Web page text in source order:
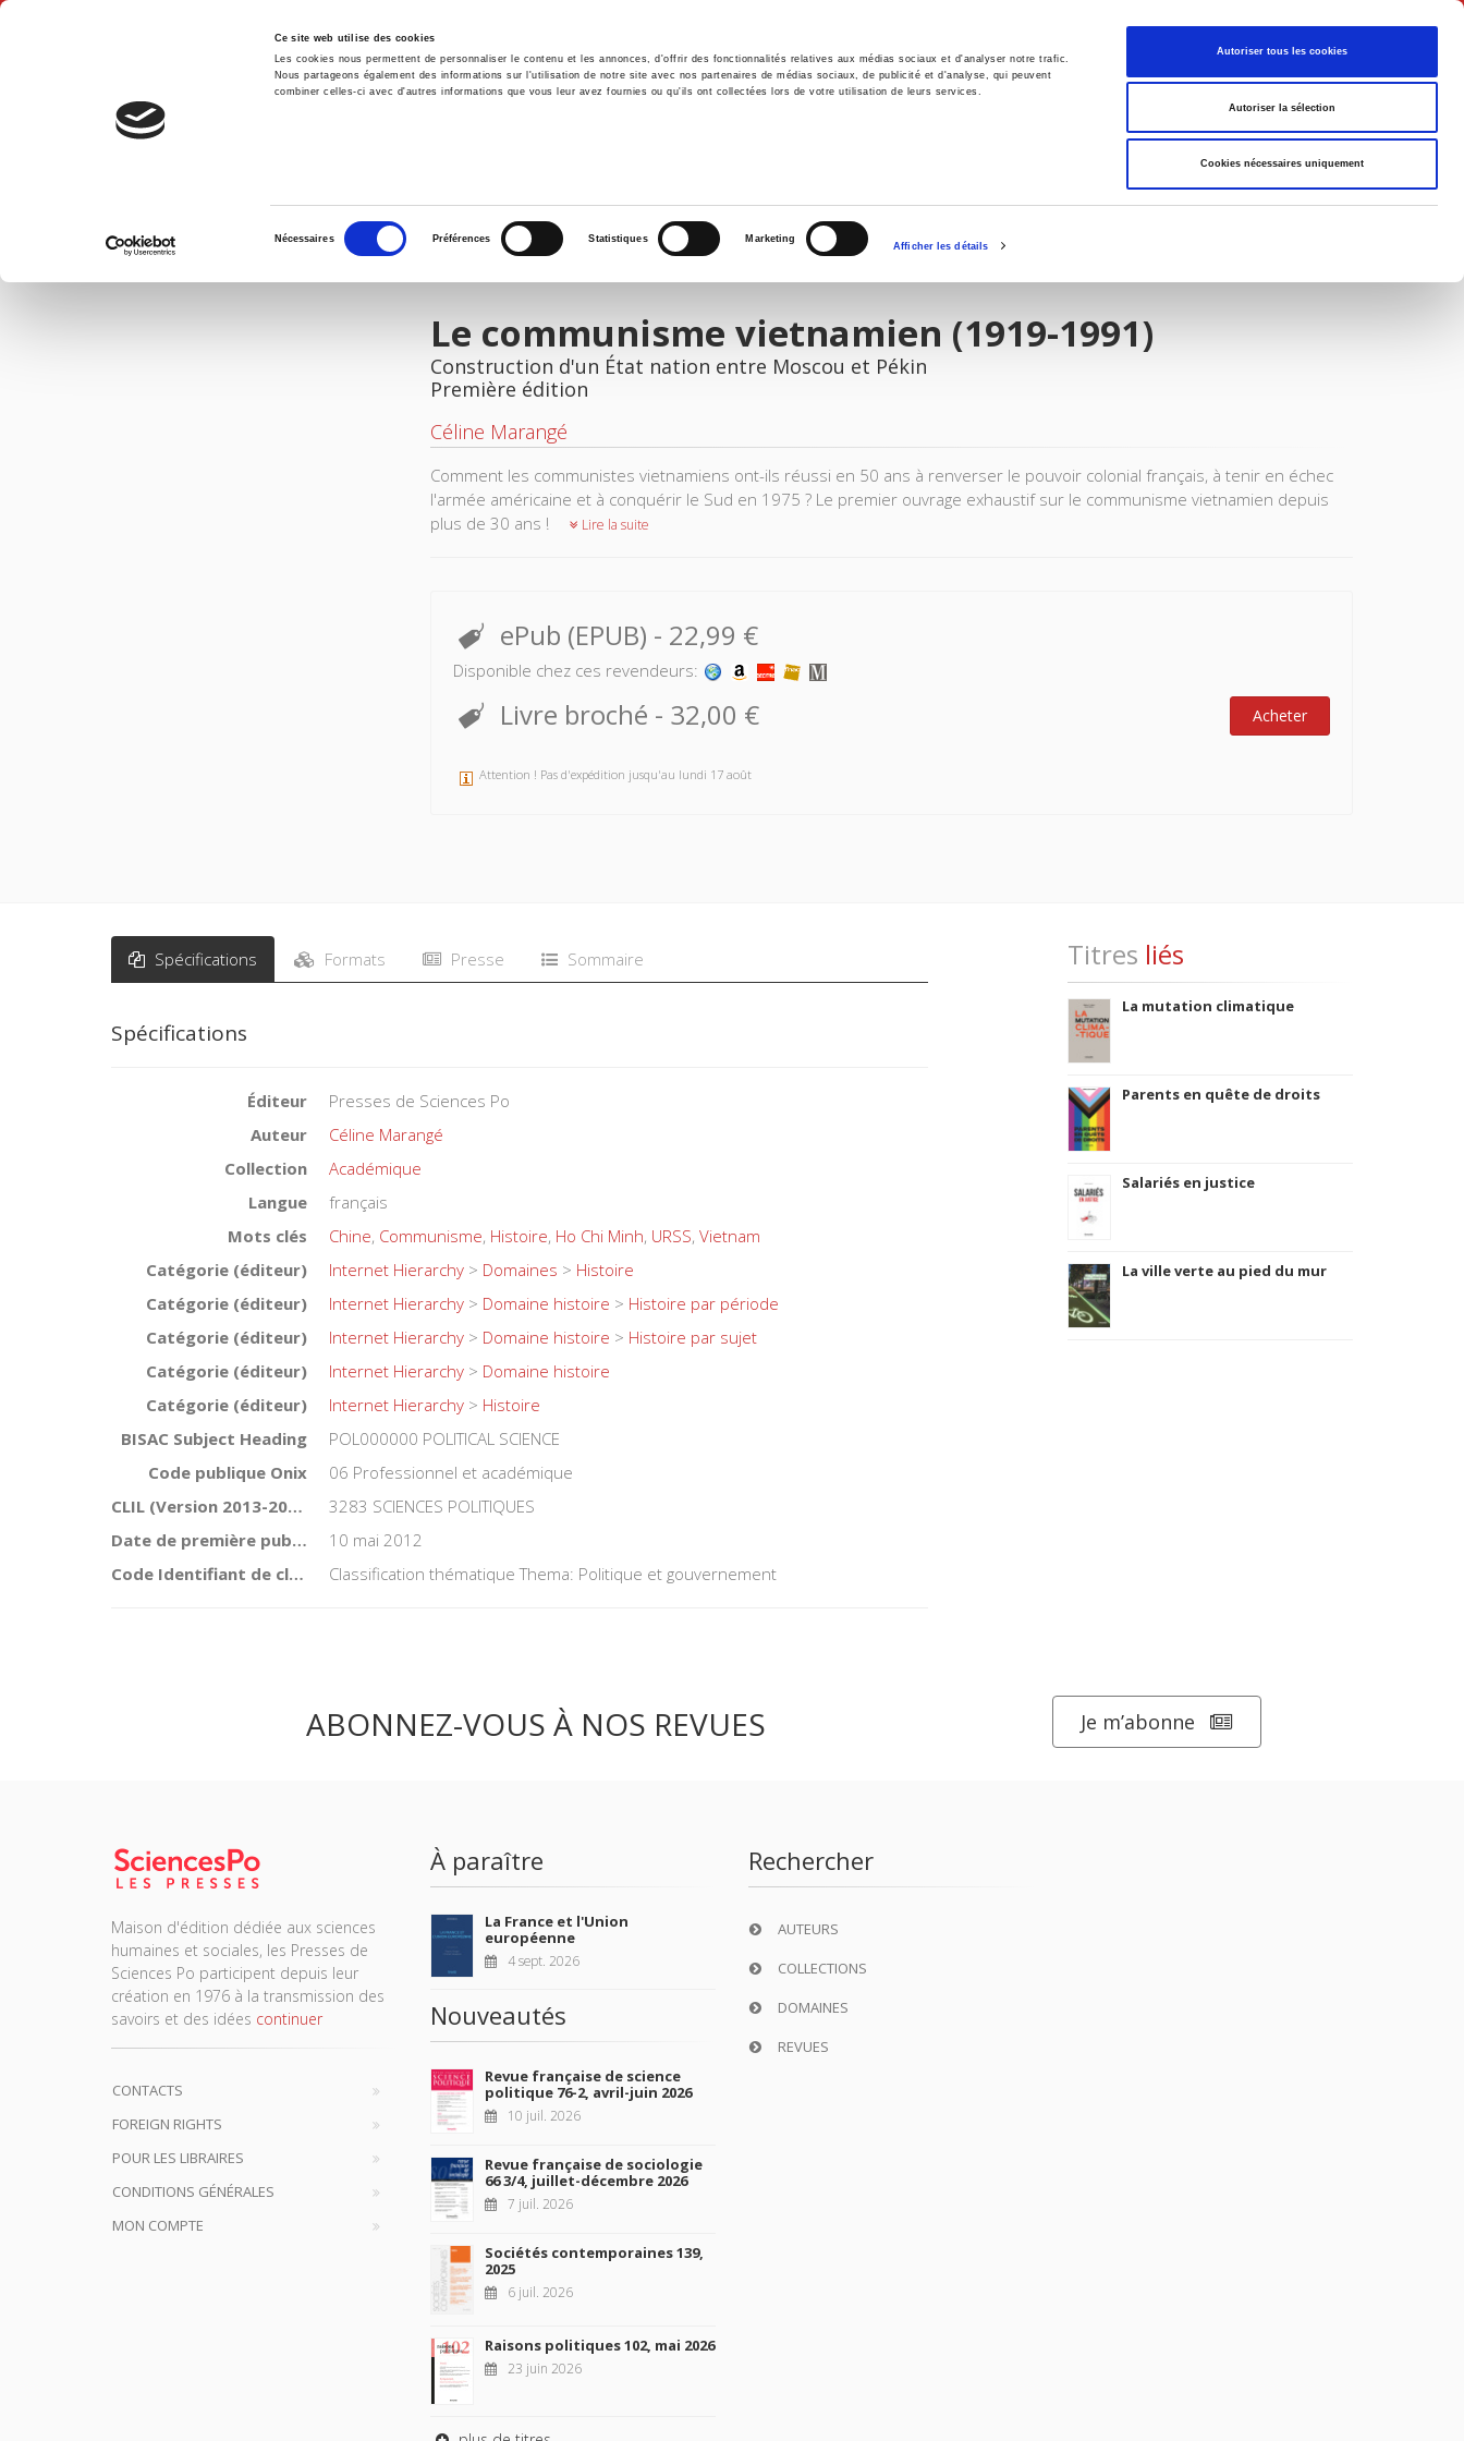
Ce site web utilise des cookies
Les cookies nous permettent de personnaliser le contenu et les annonces, d'offrir des fonctionnalités relatives aux médias sociaux et d'analyser notre trafic.
Nous partageons également des informations sur l'utilisation de notre site avec nos partenaires de médias sociaux, de publicité et d'analyse, qui peuvent
combiner celles-ci avec d'autres informations que vous leur avez fournies ou qu'ils ont collectées lors de votre utilisation de leurs services.
consentement
Nécessaires Préférences Statistiques Marketing
Afficher les détails
Autoriser tous les cookies
Autoriser la sélection
Cookies nécessaires uniquement
Français
Accueil Environnement Histoire International
IMAGES
Le communisme vietnamien (1919-1991)
Construction d'un État nation entre Moscou et Pékin
Première édition
Céline Marangé
Comment les communistes vietnamiens ont-ils réussi en 50 ans à renverser le pouvoir colonial français, à tenir en échec
l'armée américaine et à conquérir le Sud en 1975 ? Le premier ouvrage exhaustif sur le communisme vietnamien depuis
plus de 30 ans !
Lire la suite
ePub (EPUB) - 22,99 €
Disponible chez ces revendeurs:
Livre broché - 32,00 € Acheter
Attention ! Pas d'expédition jusqu'au lundi 17 août
Spécifications Formats Presse Sommaire
Spécifications
Éditeur
Presses de Sciences Po
Auteur
Céline Marangé
Collection
Académique
Langue
français
Mots clés
Chine, Communisme, Histoire, Ho Chi Minh, URSS, Vietnam
Catégorie (éditeur)
Internet Hierarchy > Domaines > Histoire
Catégorie (éditeur)
Internet Hierarchy > Domaine histoire > Histoire par période
Catégorie (éditeur)
Internet Hierarchy > Domaine histoire > Histoire par sujet
Catégorie (éditeur)
Internet Hierarchy > Domaine histoire
Catégorie (éditeur)
Internet Hierarchy > Histoire
BISAC Subject Heading
POL000000 POLITICAL SCIENCE
Code publique Onix
06 Professionnel et académique
CLIL (Version 2013-2019 )
3283 SCIENCES POLITIQUES
Date de première publication du titre
10 mai 2012
Code Identifiant de classement sujet
Classification thématique Thema: Politique et gouvernement
Titres liés
La mutation climatique
Parents en quête de droits
Salariés en justice
La ville verte au pied du mur
ABONNEZ-VOUS À NOS REVUES Je m’abonne
Maison d'édition dédiée aux sciences
humaines et sociales, les Presses de
Sciences Po participent depuis leur
création en 1976 à la transmission des
savoirs et des idées continuer
CONTACTS
FOREIGN RIGHTS
POUR LES LIBRAIRES
CONDITIONS GÉNÉRALES
MON COMPTE
À paraître
La France et l'Union
européenne
4 sept. 2026
Nouveautés
Revue française de science
politique 76-2, avril-juin 2026
10 juil. 2026
Revue française de sociologie
66 3/4, juillet-décembre 2026
7 juil. 2026
Sociétés contemporaines 139,
2025
6 juil. 2026
Raisons politiques 102, mai 2026
23 juin 2026
Rechercher
AUTEURS
COLLECTIONS
DOMAINES
REVUES